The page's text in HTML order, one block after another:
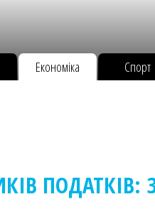
Економіка Спорт
ПОДАТКІВ: